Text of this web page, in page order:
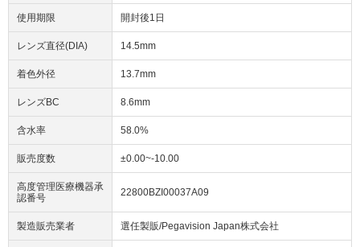
使用期限 開封後1日
レンズ直径(DIA) 14.5mm
着色外径 13.7mm
レンズBC 8.6mm
含水率 58.0%
販売度数 ±0.00~-10.00
高度管理医療機器承
認番号
22800BZI00037A09
製造販売業者 選任製販/Pegavision Japan株式会社